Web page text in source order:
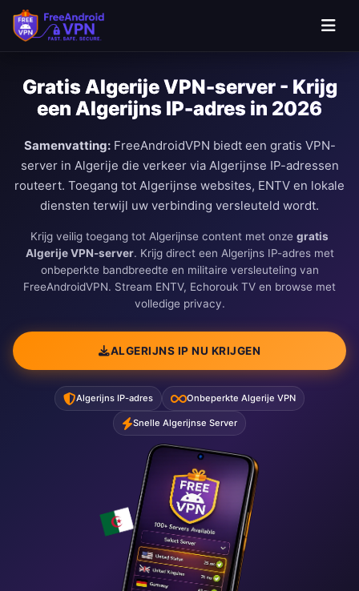
Ga naar hoofdinhoud
Gratis Algerije VPN-server - Krijg
een Algerijns IP-adres in 2026
Samenvatting:FreeAndroidVPN biedt een gratis VPN-
server in Algerije die verkeer via Algerijnse IP-adressen
routeert. Toegang tot Algerijnse websites, ENTV en lokale
diensten terwijl uw verbinding versleuteld wordt.
Krijg veilig toegang tot Algerijnse content met onze gratis
Algerije VPN-server. Krijg direct een Algerijns IP-adres met
onbeperkte bandbreedte en militaire versleuteling van
FreeAndroidVPN. Stream ENTV, Echorouk TV en browse met
volledige privacy.
ALGERIJNS IP NU KRIJGEN
Algerijns IP-adres Onbeperkte Algerije VPN
Snelle Algerijnse Server